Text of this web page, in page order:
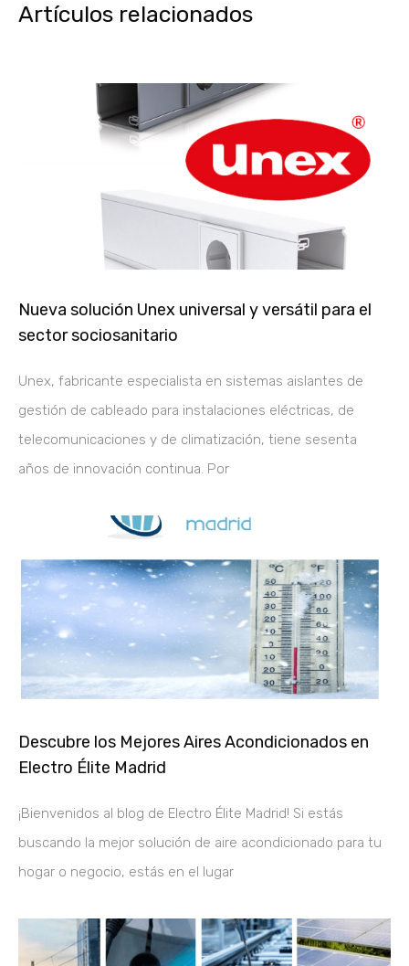
Artículos relacionados
Nueva solución Unex universal y versátil para el
sector sociosanitario
Unex, fabricante especialista en sistemas aislantes de
gestión de cableado para instalaciones eléctricas, de
telecomunicaciones y de climatización, tiene sesenta
años de innovación continua. Por
Descubre los Mejores Aires Acondicionados en
Electro Élite Madrid
¡Bienvenidos al blog de Electro Élite Madrid! Si estás
buscando la mejor solución de aire acondicionado para tu
hogar o negocio, estás en el lugar